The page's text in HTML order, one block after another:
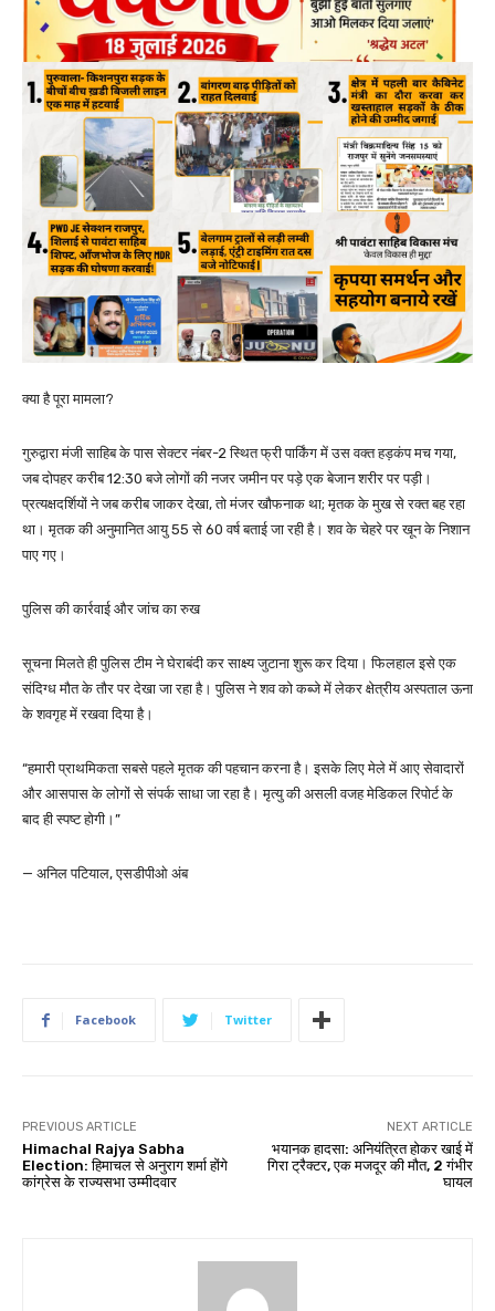
क्या है पूरा मामला?
गुरुद्वारा मंजी साहिब के पास सेक्टर नंबर-2 स्थित फ्री पार्किंग में उस वक्त हड़कंप मच गया,
जब दोपहर करीब 12:30 बजे लोगों की नजर जमीन पर पड़े एक बेजान शरीर पर पड़ी।
प्रत्यक्षदर्शियों ने जब करीब जाकर देखा, तो मंजर खौफनाक था; मृतक के मुख से रक्त बह रहा
था। मृतक की अनुमानित आयु 55 से 60 वर्ष बताई जा रही है। शव के चेहरे पर खून के निशान
पाए गए।
पुलिस की कार्रवाई और जांच का रुख
सूचना मिलते ही पुलिस टीम ने घेराबंदी कर साक्ष्य जुटाना शुरू कर दिया। फिलहाल इसे एक
संदिग्ध मौत के तौर पर देखा जा रहा है। पुलिस ने शव को कब्जे में लेकर क्षेत्रीय अस्पताल ऊना
के शवगृह में रखवा दिया है।
“हमारी प्राथमिकता सबसे पहले मृतक की पहचान करना है। इसके लिए मेले में आए सेवादारों
और आसपास के लोगों से संपर्क साधा जा रहा है। मृत्यु की असली वजह मेडिकल रिपोर्ट के
बाद ही स्पष्ट होगी।”
— अनिल पटियाल, एसडीपीओ अंब
Facebook Twitter
PREVIOUS ARTICLE
Himachal Rajya Sabha
Election: हिमाचल से अनुराग शर्मा होंगे
कांग्रेस के राज्यसभा उम्मीदवार
NEXT ARTICLE
भयानक हादसा: अनियंत्रित होकर खाई में
गिरा ट्रैक्टर, एक मजदूर की मौत, 2 गंभीर
घायल